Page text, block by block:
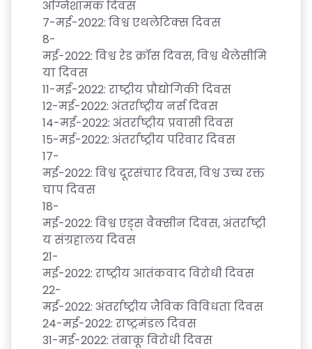
अग्निशामकदिवस
7-मई-2022: विश्वएथलेटिक्सदिवस
8-
मई-2022: विश्वरेडक्रॉसदिवस,विश्व थैलेसीमि
यादिवस
11-मई-2022: राष्ट्रीयप्रौद्योगिकीदिवस
12-मई-2022: अंतर्राष्ट्रीयनर्सदिवस
14-मई-2022: अंतर्राष्ट्रीयप्रवासीदिवस
15-मई-2022: अंतर्राष्ट्रीयपरिवारदिवस
17-
मई-2022: विश्वदूरसंचारदिवस,विश्वउच्चरक्त
चापदिवस
18-
मई-2022: विश्वएड्सवैक्सीनदिवस,अंतर्राष्ट्री
यसंग्रहालयदिवस
21-
मई-2022: राष्ट्रीय आतंकवादविरोधीदिवस
22-
मई-2022: अंतर्राष्ट्रीयजैविकविविधतादिवस
24-मई-2022: राष्ट्रमंडलदिवस
31-मई-2022: तंबाकूविरोधीदिवस